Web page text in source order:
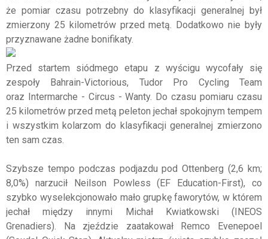
że pomiar czasu potrzebny do klasyfikacji generalnej był
zmierzony 25 kilometrów przed metą. Dodatkowo nie były
przyznawane żadne bonifikaty.
Przed startem siódmego etapu z wyścigu wycofały się
zespoły Bahrain-Victorious, Tudor Pro Cycling Team
oraz Intermarche - Circus - Wanty. Do czasu pomiaru czasu
25 kilometrów przed metą peleton jechał spokojnym tempem
i wszystkim kolarzom do klasyfikacji generalnej zmierzono
ten sam czas.
Szybsze tempo podczas podjazdu pod Ottenberg (2,6 km;
8,0%) narzucił Neilson Powless (EF Education-First), co
szybko wyselekcjonowało mało grupkę faworytów, w którem
jechał między innymi Michał Kwiatkowski (INEOS
Grenadiers). Na zjeździe zaatakował Remco Evenepoel